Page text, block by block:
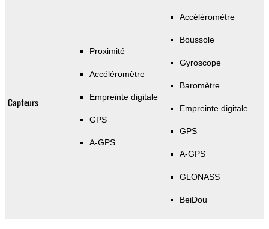
Capteurs
Proximité
Accéléromètre
Empreinte digitale
GPS
A-GPS
Accéléromètre
Boussole
Gyroscope
Baromètre
Empreinte digitale
GPS
A-GPS
GLONASS
BeiDou